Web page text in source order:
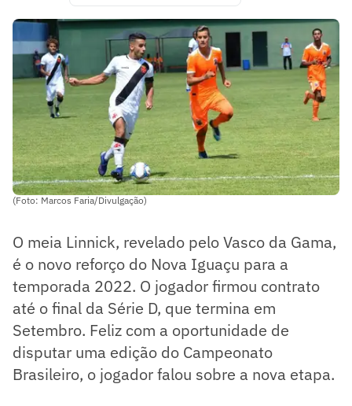
(Foto: Marcos Faria/Divulgação)
O meia Linnick, revelado pelo Vasco da Gama,
é o novo reforço do Nova Iguaçu para a
temporada 2022. O jogador firmou contrato
até o final da Série D, que termina em
Setembro. Feliz com a oportunidade de
disputar uma edição do Campeonato
Brasileiro, o jogador falou sobre a nova etapa.